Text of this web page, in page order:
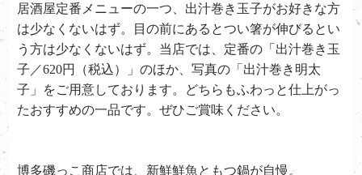
居酒屋定番メニューの一つ、出汁巻き玉子がお好きな方
は少なくないはず。目の前にあるとつい箸が伸びるとい
う方は少なくないはず。当店では、定番の「出汁巻き玉
子／620円（税込）」のほか、写真の「出汁巻き明太
子」をご用意しております。どちらもふわっと仕上がっ
たおすすめの一品です。ぜひご賞味ください。
博多磯っこ商店では、新鮮鮮魚ともつ鍋が自慢。